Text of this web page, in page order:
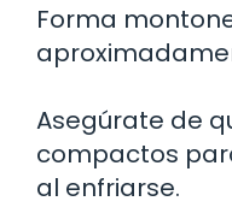
Forma
Asegúrate de
compactos
al enfriarse.